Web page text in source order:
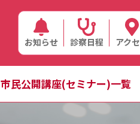
お知らせ 診察日程 アク
市民公開講座(セミナー)一覧